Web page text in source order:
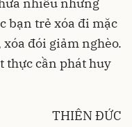
bạn trẻ xóa đi mặc
đói giảm nghèo.
thực cần phát huy
THIÊN ĐỨC